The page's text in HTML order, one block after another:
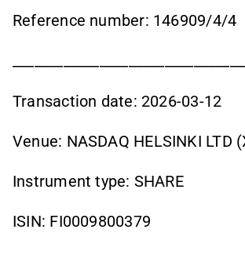
Reference number: 146909/4/4
Transaction date: 2026-03-12
Venue: NASDAQ HELSINKI LTD
Instrument type: SHARE
ISIN: FI0009800379